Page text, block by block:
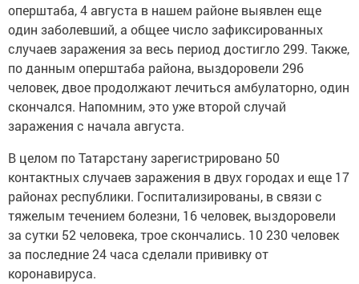
оперштаба, 4 августа в нашем районе выявлен еще
один заболевший, а общее число зафиксированных
случаев заражения за весь период достигло 299. Также,
по данным оперштаба района, выздоровели 296
человек, двое продолжают лечиться амбулаторно, один
скончался. Напомним, это уже второй случай
заражения с начала августа.
В целом по Татарстану зарегистрировано 50
контактных случаев заражения в двух городах и еще 17
районах республики. Госпитализированы, в связи с
тяжелым течением болезни, 16 человек, выздоровели
за сутки 52 человека, трое скончались. 10 230 человек
за последние 24 часа сделали прививку от
коронавируса.